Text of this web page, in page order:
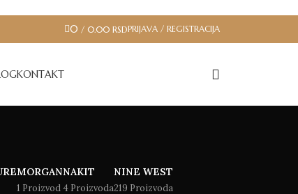
0 / 0.00 RSDPRIJAVA / REGISTRACIJA
KONTAKT
MORGAN
1 Proizvod
NAKIT
4 Proizvoda
NINE WEST
219 Proizvoda